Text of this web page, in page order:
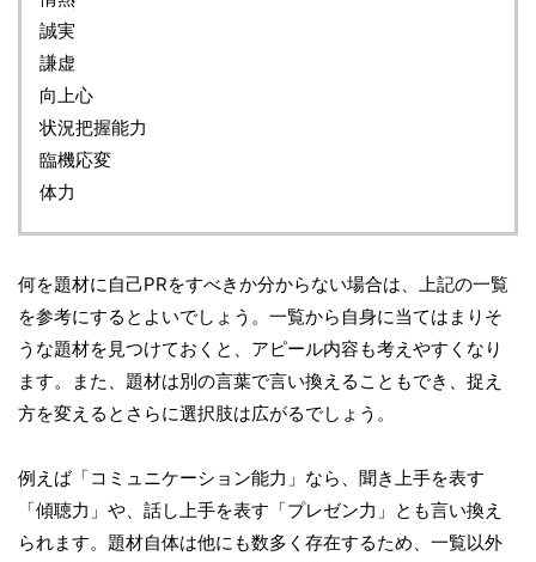
誠実
謙虚
向上心
状況把握能力
臨機応変
体力
何を題材に自己PRをすべきか分からない場合は、上記の一覧
を参考にするとよいでしょう。一覧から自身に当てはまりそ
うな題材を見つけておくと、アピール内容も考えやすくなり
ます。また、題材は別の言葉で言い換えることもでき、捉え
方を変えるとさらに選択肢は広がるでしょう。
例えば「コミュニケーション能力」なら、聞き上手を表す
「傾聴力」や、話し上手を表す「プレゼン力」とも言い換え
られます。題材自体は他にも数多く存在するため、一覧以外